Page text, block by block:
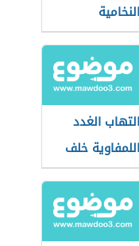
النخامية
التهاب الغدد
اللمفاوية خلف
الأذن